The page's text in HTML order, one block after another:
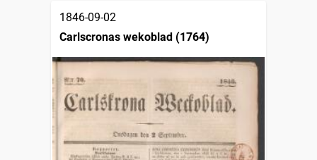
1846-09-02
Carlscronas wekoblad (1764)